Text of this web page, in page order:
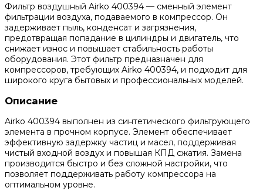
Фильтр воздушный Airko 400394 — сменный элемент
фильтрации воздуха, подаваемого в компрессор. Он
задерживает пыль, конденсат и загрязнения,
предотвращая попадание в цилиндры и двигатель, что
снижает износ и повышает стабильность работы
оборудования. Этот фильтр предназначен для
компрессоров, требующих Airko 400394, и подходит для
широкого круга бытовых и профессиональных моделей.
Описание
Airko 400394 выполнен из синтетического фильтрующего
элемента в прочном корпусе. Элемент обеспечивает
эффективную задержку частиц и масел, поддерживая
чистый входной воздух и повышая КПД сжатия. Замена
производится быстро и без сложной настройки, что
позволяет поддерживать работу компрессора на
оптимальном уровне.